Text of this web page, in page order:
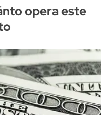
opera este